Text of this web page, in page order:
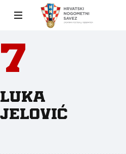
7
Luka
Jelović